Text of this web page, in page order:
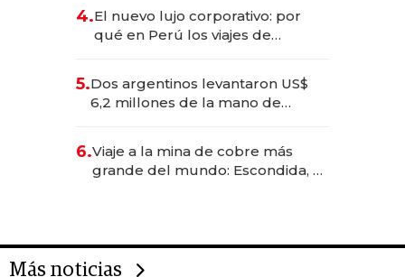
4.El nuevo lujo corporativo: por
qué en Perú los viajes de
para convertirse en experiencias
transformadoras
5.Dos argentinos levantaron US$
6,2 millones de la mano de
6.Viaje a la mina de cobre más
grande del mundo: Escondida, el
Más noticias